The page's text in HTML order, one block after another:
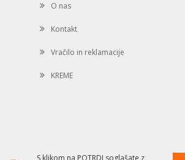
O nas
Kontakt
Vračilo in reklamacije
KREME
S klikom na POTRDI soglašate z